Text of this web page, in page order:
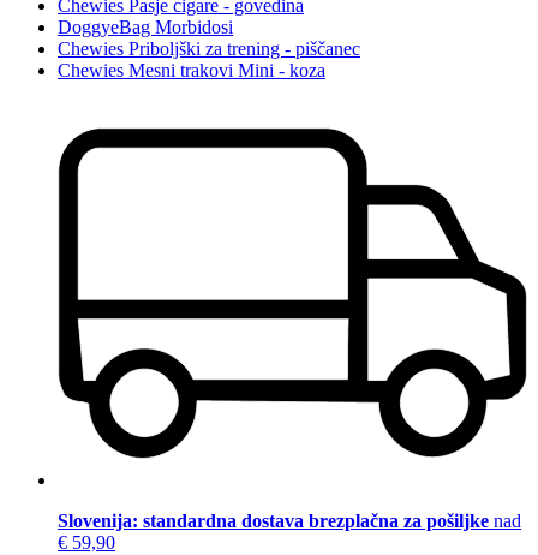
Chewies Pasje cigare - govedina
DoggyeBag Morbidosi
Chewies Priboljški za trening - piščanec
Chewies Mesni trakovi Mini - koza
Slovenija: standardna dostava brezplačna za pošiljke nad
€ 59,90